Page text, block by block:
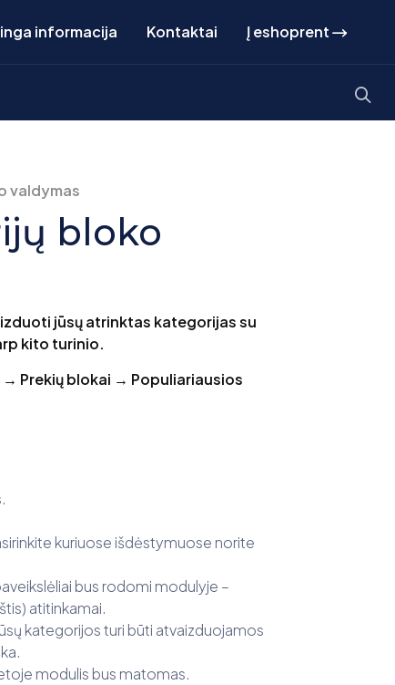
informacija Kontaktai Į eshoprent
valdymas
bloko
jūsų atrinktas kategorijas su
kito turinio.
→ Prekių blokai → Populiariausios
kuriuose išdėstymuose norite
bus rodomi modulyje –
atitinkamai.
kategorijos turi būti atvaizduojamos
modulis bus matomas.